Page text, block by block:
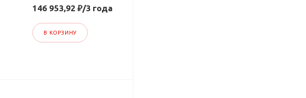
146 953,92 ₽/3 года
В КОРЗИНУ